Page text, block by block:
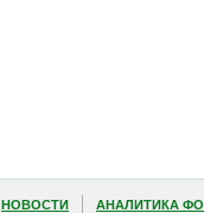
НОВОСТИ АНАЛИТИКА